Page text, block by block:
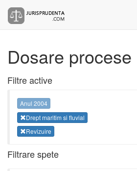
Dosare
Filtre active
Anul 2004
Drept maritim si fluvial
Revizuire
Filtrare spete